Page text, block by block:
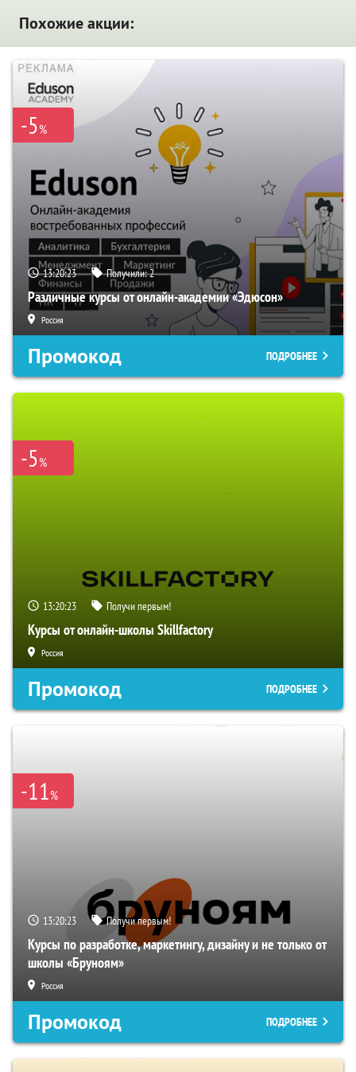
Похожие акции:
-5%
13:20:22 Получили:2
Различные курсы от онлайн-академии «Эдюсон»
Россия
Промокод ПОДРОБНЕЕ
-5%
13:20:22 Получи первым!
Курсы от онлайн-школы Skillfactory
Россия
Промокод ПОДРОБНЕЕ
-11%
13:20:22 Получи первым!
Курсы по разработке, маркетингу, дизайну и не только от
школы «Бруноям»
Россия
Промокод ПОДРОБНЕЕ